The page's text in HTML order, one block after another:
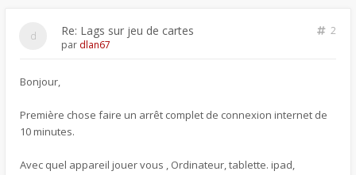
Re: Lags sur jeu de cartes
2
par dlan67
Bonjour,
Première chose faire un arrêt complet de connexion internet de
10 minutes.
Avec quel appareil jouer vous , Ordinateur, tablette. ipad,